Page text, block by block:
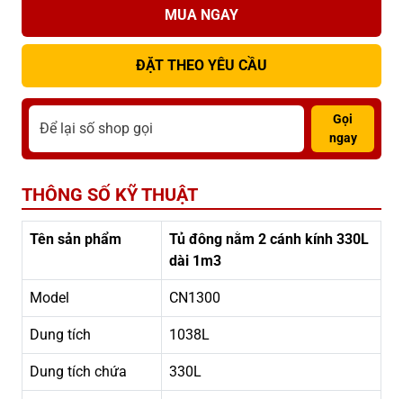
MUA NGAY
ĐẶT THEO YÊU CẦU
Gọi
ngay
THÔNG SỐ KỸ THUẬT
Tên sản phẩm
Tủ đông nằm 2 cánh kính 330L
dài 1m3
Model CN1300
Dung tích 1038L
Dung tích chứa 330L